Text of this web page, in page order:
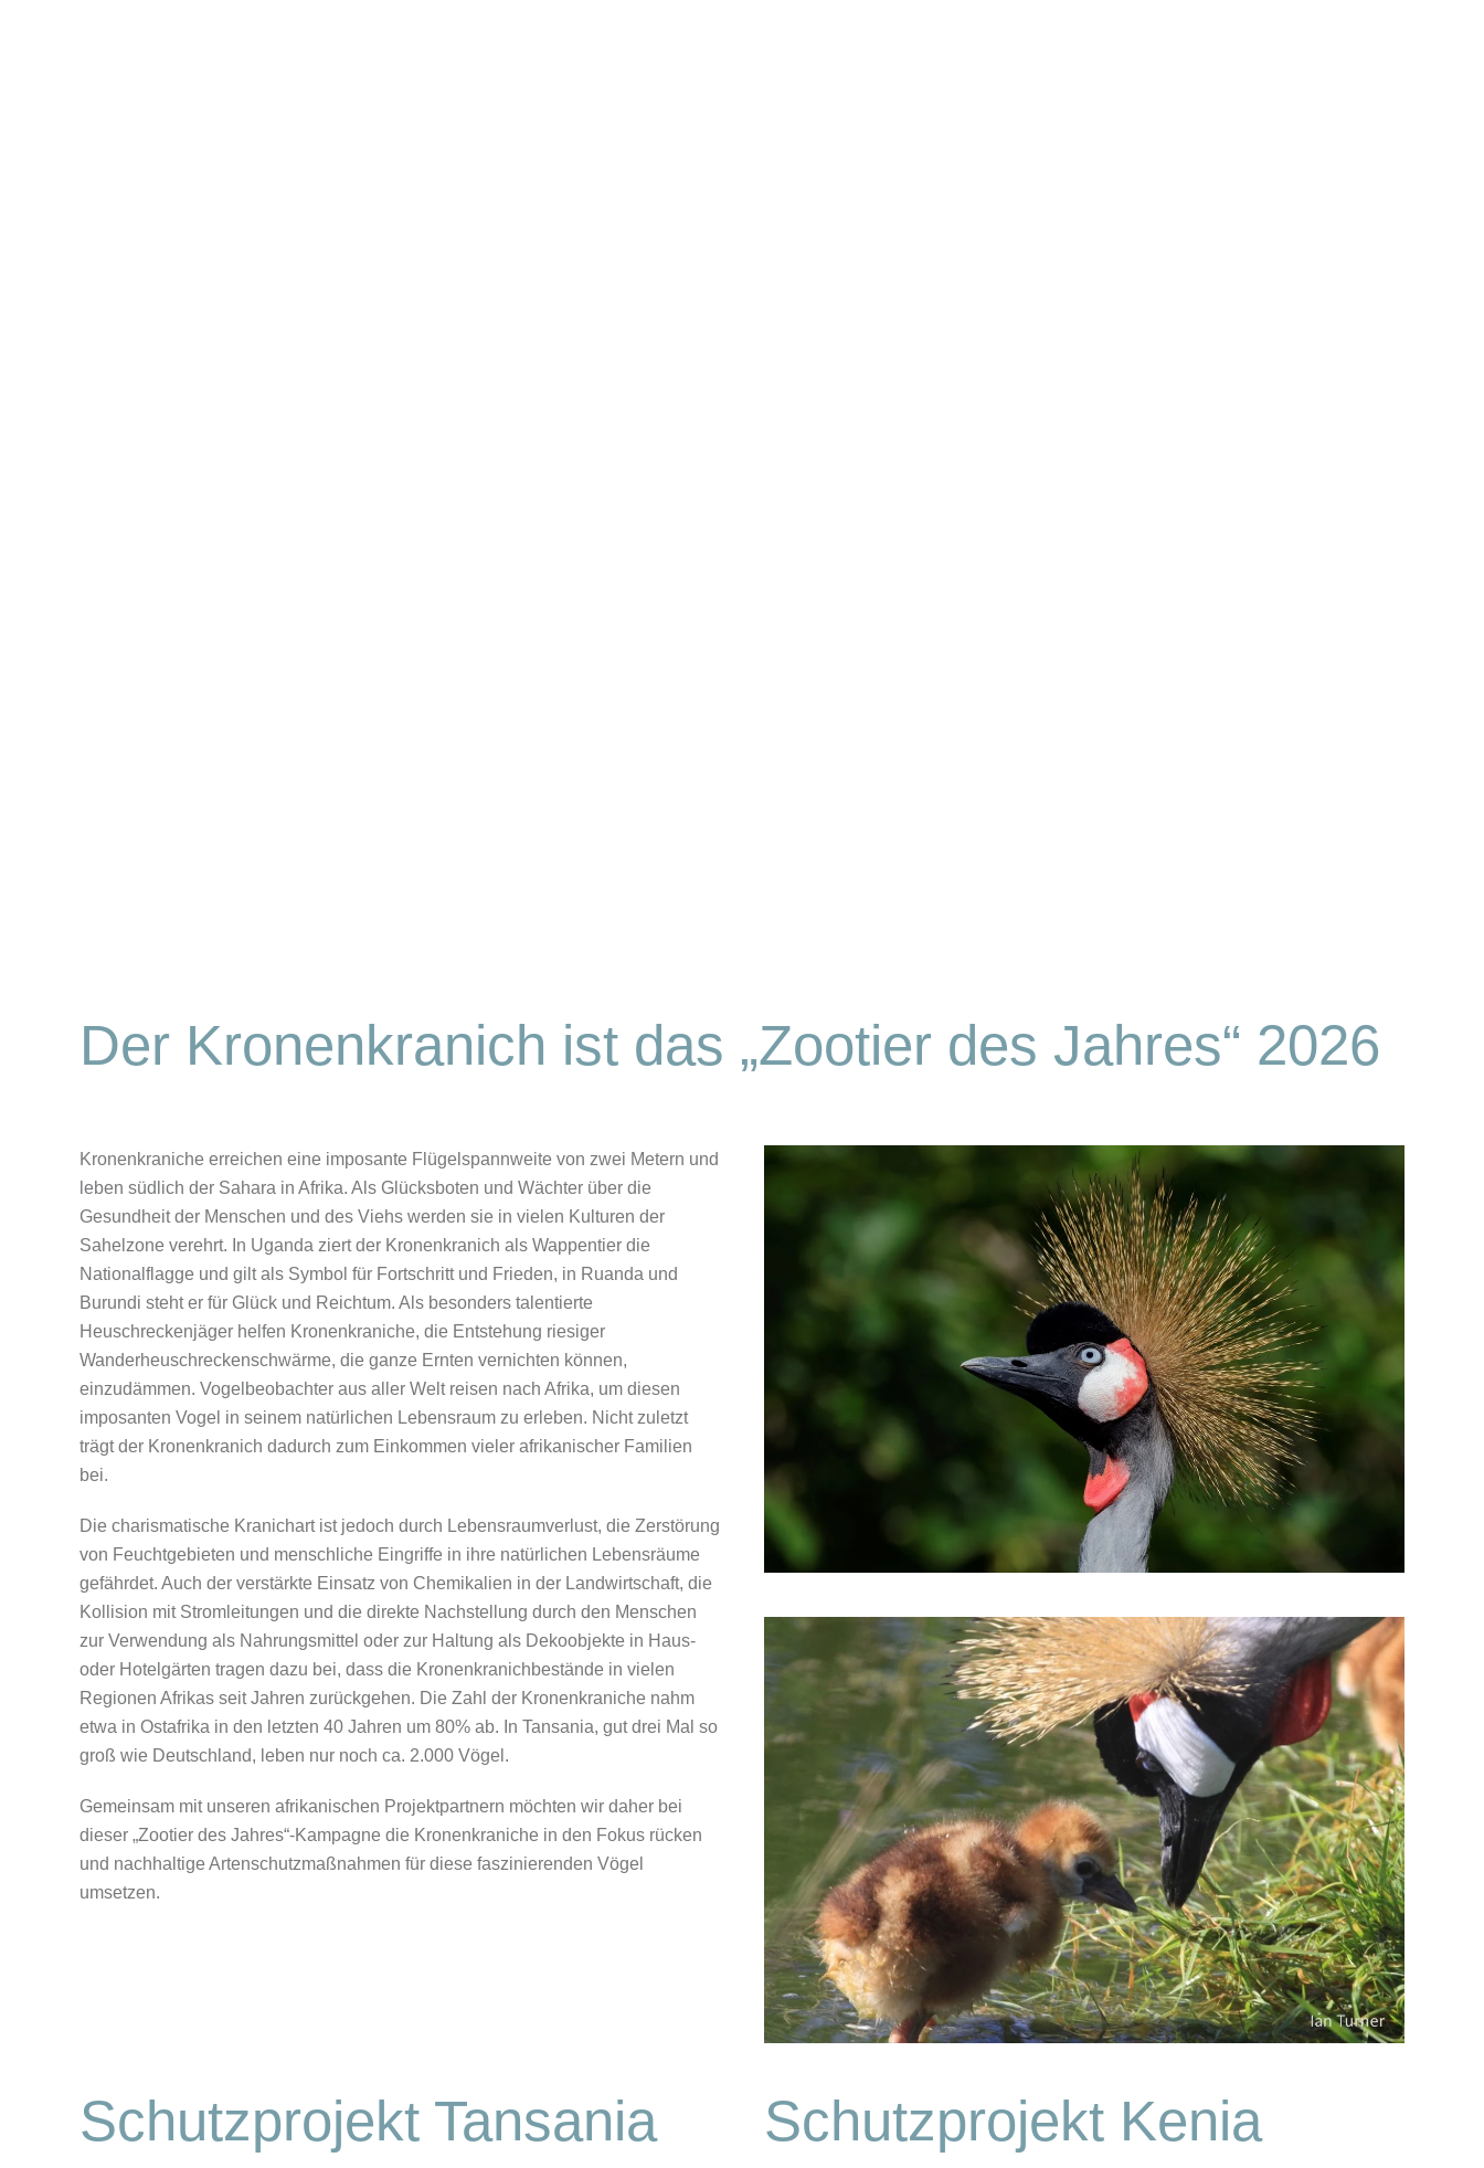
Der Kronenkranich ist das „Zootier des Jahres“ 2026
Kronenkraniche erreichen eine imposante Flügelspannweite von zwei Metern und
leben südlich der Sahara in Afrika. Als Glücksboten und Wächter über die
Gesundheit der Menschen und des Viehs werden sie in vielen Kulturen der
Sahelzone verehrt. In Uganda ziert der Kronenkranich als Wappentier die
Nationalflagge und gilt als Symbol für Fortschritt und Frieden, in Ruanda und
Burundi steht er für Glück und Reichtum. Als besonders talentierte
Heuschreckenjäger helfen Kronenkraniche, die Entstehung riesiger
Wanderheuschreckenschwärme, die ganze Ernten vernichten können,
einzudämmen. Vogelbeobachter aus aller Welt reisen nach Afrika, um diesen
imposanten Vogel in seinem natürlichen Lebensraum zu erleben. Nicht zuletzt
trägt der Kronenkranich dadurch zum Einkommen vieler afrikanischer Familien
bei.
Die charismatische Kranichart ist jedoch durch Lebensraumverlust, die Zerstörung
von Feuchtgebieten und menschliche Eingriffe in ihre natürlichen Lebensräume
gefährdet. Auch der verstärkte Einsatz von Chemikalien in der Landwirtschaft, die
Kollision mit Stromleitungen und die direkte Nachstellung durch den Menschen
zur Verwendung als Nahrungsmittel oder zur Haltung als Dekoobjekte in Haus-
oder Hotelgärten tragen dazu bei, dass die Kronenkranichbestände in vielen
Regionen Afrikas seit Jahren zurückgehen. Die Zahl der Kronenkraniche nahm
etwa in Ostafrika in den letzten 40 Jahren um 80% ab. In Tansania, gut drei Mal so
groß wie Deutschland, leben nur noch ca. 2.000 Vögel.
Gemeinsam mit unseren afrikanischen Projektpartnern möchten wir daher bei
dieser „Zootier des Jahres“-Kampagne die Kronenkraniche in den Fokus rücken
und nachhaltige Artenschutzmaßnahmen für diese faszinierenden Vögel
umsetzen.
Schutzprojekt Tansania Schutzprojekt Kenia